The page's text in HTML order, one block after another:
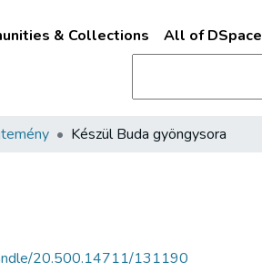
& Collections All of DSpace
Készül Buda gyöngysora
20.500.14711/131190